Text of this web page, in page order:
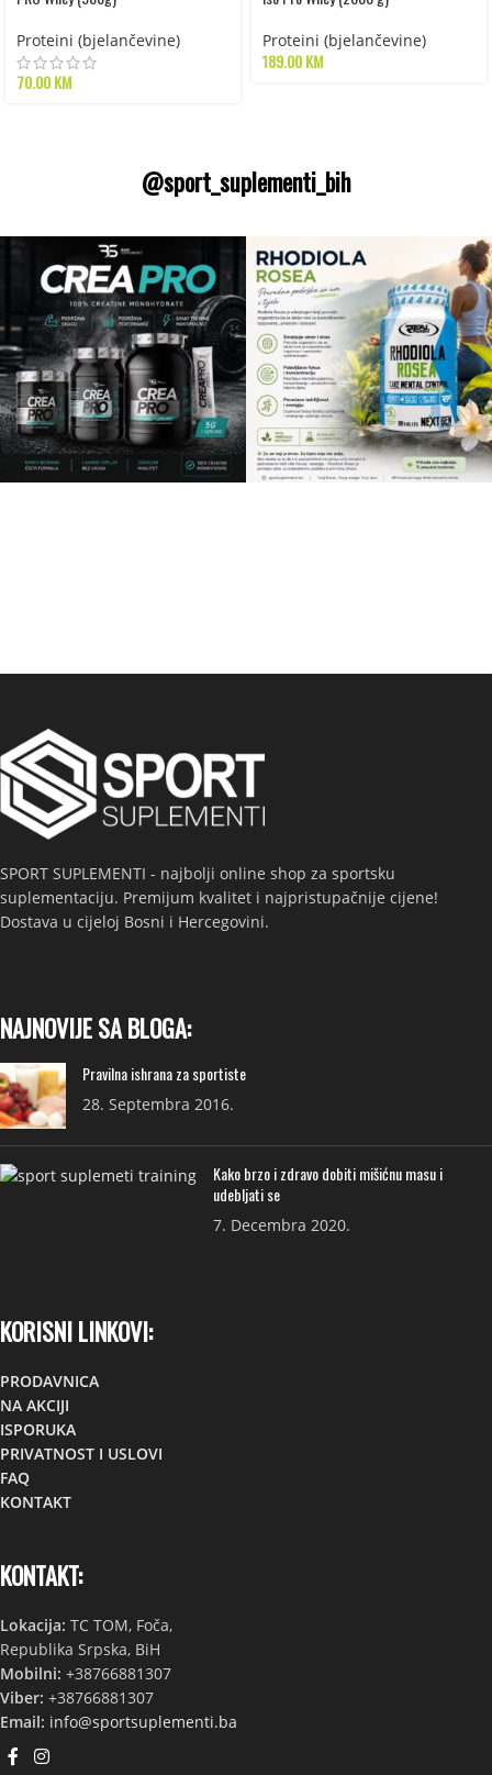
Proteini (bjelančevine)
70.00KM
Proteini (bjelančevine)
189.00KM
@sport_suplementi_bih
SPORT SUPLEMENTI - najbolji online shop za sportsku
suplementaciju. Premijum kvalitet i najpristupačnije cijene!
Dostava u cijeloj Bosni i Hercegovini.
NAJNOVIJE SA BLOGA:
Pravilna ishrana za sportiste
28. Septembra 2016.
Kako brzo i zdravo dobiti mišićnu masu i
udebljati se
7. Decembra 2020.
KORISNI LINKOVI:
PRODAVNICA
NA AKCIJI
ISPORUKA
PRIVATNOST I USLOVI
FAQ
KONTAKT
KONTAKT:
Lokacija: TC TOM, Foča,
Republika Srpska, BiH
Mobilni: +38766881307
Viber: +38766881307
Email: info@sportsuplementi.ba